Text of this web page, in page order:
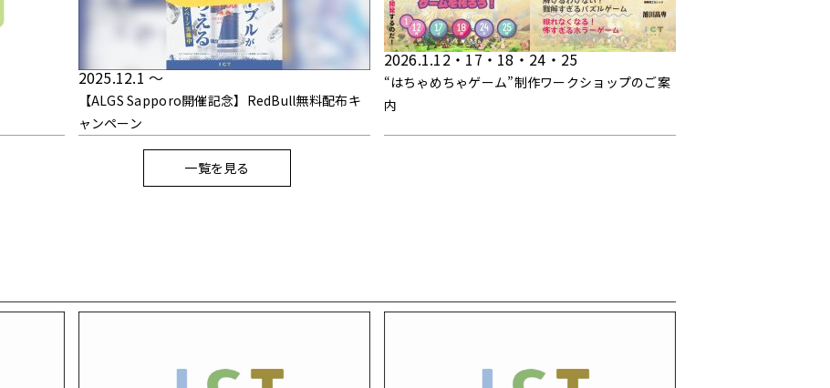
2025.12.1 ～
【ALGS Sapporo開催記念】RedBull無料配布キ
ャンペーン
2026.1.12・17・18・24・25
“はちゃめちゃゲーム”制作ワークショップのご案
内
一覧を見る